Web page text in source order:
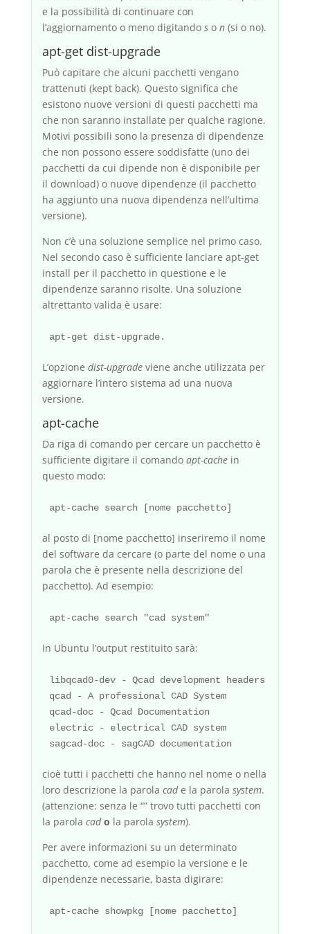
e la possibilità di continuare con
l’aggiornamento o meno digitando so n(si o no).
apt-get dist-upgrade
Può capitare che alcuni pacchetti vengano
trattenuti (kept back). Questo significa che
esistono nuove versioni di questi pacchetti ma
che non saranno installate per qualche ragione.
Motivi possibili sono la presenza di dipendenze
che non possono essere soddisfatte (uno dei
pacchetti da cui dipende non è disponibile per
il download) o nuove dipendenze (il pacchetto
ha aggiunto una nuova dipendenza nell’ultima
versione).
Non c’è una soluzione semplice nel primo caso.
Nel secondo caso è sufficiente lanciare apt-get
install per il pacchetto in questione e le
dipendenze saranno risolte. Una soluzione
altrettanto valida è usare:
L’opzione dist-upgradeviene anche utilizzata per
aggiornare l’intero sistema ad una nuova
versione.
apt-cache
Da riga di comando per cercare un pacchetto è
sufficiente digitare il comando apt-cachein
questo modo:
al posto di [nome pacchetto] inseriremo il nome
del software da cercare (o parte del nome o una
parola che è presente nella descrizione del
pacchetto). Ad esempio:
In Ubuntu l’output restituito sarà:
libqcad0-dev - Qcad development headers and
qcad - A professional CAD System
qcad-doc - Qcad Documentation
electric - electrical CAD system
sagcad-doc - sagCAD documentation
cioè tutti i pacchetti che hanno nel nome o nella
loro descrizione la parola cade la parola system.
(attenzione: senza le “” trovo tutti pacchetti con
la parola cad o la parola system).
Per avere informazioni su un determinato
pacchetto, come ad esempio la versione e le
dipendenze necessarie, basta digirare: